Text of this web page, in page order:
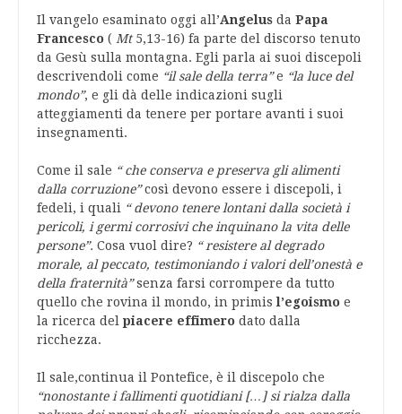
Il vangelo esaminato oggi all’Angelus da Papa
Francesco ( Mt 5,13-16) fa parte del discorso tenuto
da Gesù sulla montagna. Egli parla ai suoi discepoli
descrivendoli come “il sale della terra”e “la luce del
mondo”, e gli dà delle indicazioni sugli
atteggiamenti da tenere per portare avanti i suoi
insegnamenti.
Come il sale “ che conserva e preserva gli alimenti
dalla corruzione”così devono essere i discepoli, i
fedeli, i quali “ devono tenere lontani dalla società i
pericoli, i germi corrosivi che inquinano la vita delle
persone”. Cosa vuol dire? “ resistere al degrado
morale, al peccato, testimoniando i valori dell’onestà e
della fraternità”senza farsi corrompere da tutto
quello che rovina il mondo, in primisl’egoismo e
la ricerca del piacere effimero dato dalla
ricchezza.
Il sale,continua il Pontefice, è il discepolo che
“nonostante i fallimenti quotidiani […] si rialza dalla